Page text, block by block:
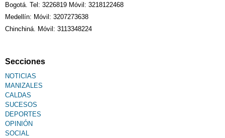
Bogotá. Tel: 3226819 Móvil: 3218122468
Medellín: Móvil: 3207273638
Chinchiná. Móvil: 3113348224
Secciones
NOTICIAS
MANIZALES
CALDAS
SUCESOS
DEPORTES
OPINIÓN
SOCIAL